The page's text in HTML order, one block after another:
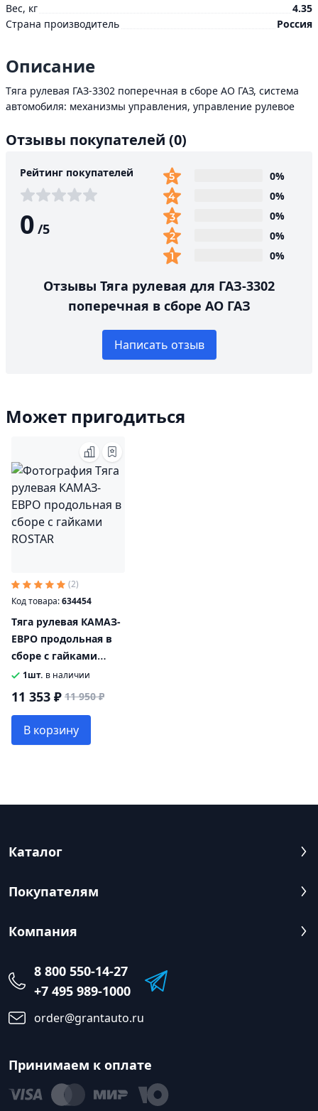
Вес, кг
4.35
Страна производитель
Россия
Описание
Тяга рулевая ГАЗ-3302 поперечная в сборе АО ГАЗ, система
автомобиля: механизмы управления, управление рулевое
Отзывы покупателей (0)
Рейтинг покупателей
0 /5
0%
0%
0%
0%
0%
Отзывы Тяга рулевая для ГАЗ-3302
поперечная в сборе АО ГАЗ
Написать отзыв
Может пригодиться
(2)
Код товара:634454
Тяга рулевая КАМАЗ-
ЕВРО продольная в
сборе с гайками
ROSTAR
1шт. в наличии
11 353 ₽ 11 950 ₽
В корзину
Каталог
Покупателям
Компания
8 800 550-14-27
+7 495 989-1000
order@grantauto.ru
Принимаем к оплате